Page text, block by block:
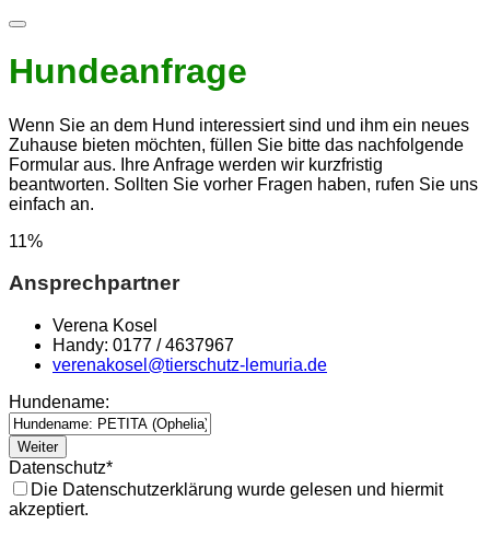
Hundeanfrage
Wenn Sie an dem Hund interessiert sind und ihm ein neues
Zuhause bieten möchten, füllen Sie bitte das nachfolgende
Formular aus. Ihre Anfrage werden wir kurzfristig
beantworten. Sollten Sie vorher Fragen haben, rufen Sie uns
einfach an.
11%
Ansprechpartner
Verena Kosel
Handy: 0177 / 4637967
verenakosel@tierschutz-lemuria.de
Hundename:
Weiter
Datenschutz*
Die Datenschutzerklärung wurde gelesen und hiermit
akzeptiert.